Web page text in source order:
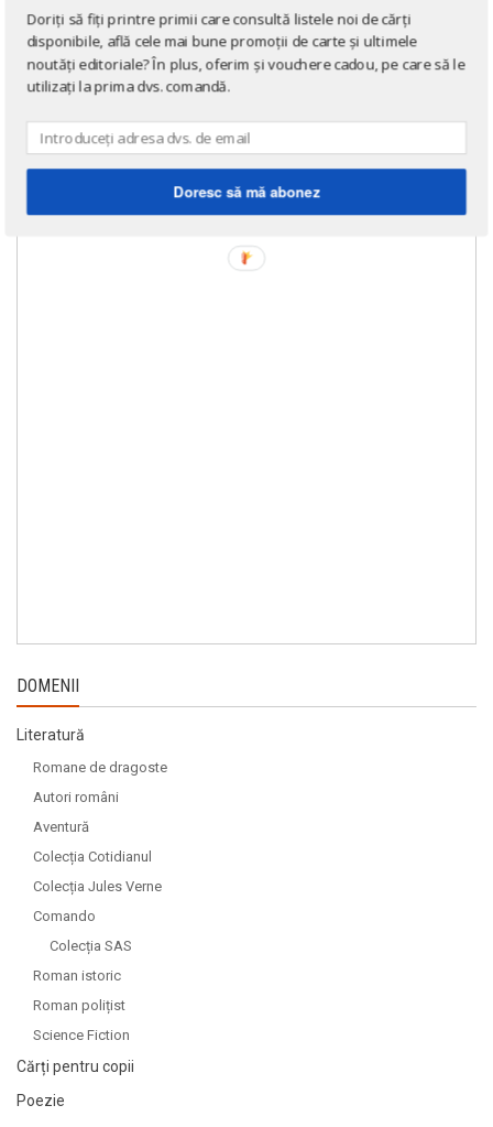
Napoleon Bonaparte
deGheorghe Eminescu
DOMENII
Literatură
Romane de dragoste
Autori români
Aventură
Colecția Cotidianul
Colecția Jules Verne
Comando
Colecția SAS
Roman istoric
Roman polițist
Science Fiction
Cărți pentru copii
Poezie
Doriți să fiți printre primii care consultă listele noi de cărți
disponibile, află cele mai bune promoții de carte și ultimele
noutăți editoriale? În plus, oferim și vouchere cadou, pe care să le
utilizați la prima dvs. comandă.
Doresc să mă abonez